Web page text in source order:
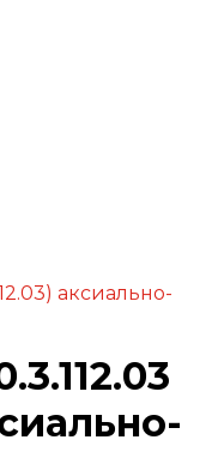
аксиально-